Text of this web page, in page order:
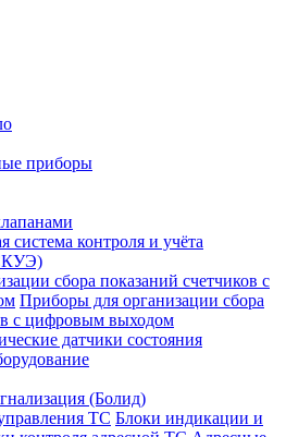
приборы
система контроля и учёта
сбора показаний счетчиков с
Приборы для организации сбора
с цифровым выходом
датчики состояния
(Болид)
ТС Блоки индикации и